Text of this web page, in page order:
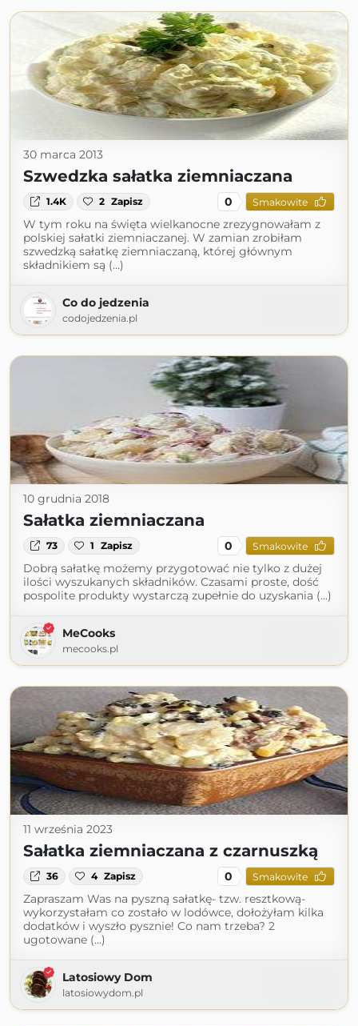
30 marca 2013
Szwedzka sałatka ziemniaczana
1.4K 2 Zapisz 0 Smakowite
W tym roku na święta wielkanocne zrezygnowałam z
polskiej sałatki ziemniaczanej. W zamian zrobiłam
szwedzką sałatkę ziemniaczaną, której głównym
składnikiem są (...)
Co do jedzenia
codojedzenia.pl
10 grudnia 2018
Sałatka ziemniaczana
73 1 Zapisz 0 Smakowite
Dobrą sałatkę możemy przygotować nie tylko z dużej
ilości wyszukanych składników. Czasami proste, dość
pospolite produkty wystarczą zupełnie do uzyskania (...)
MeCooks
mecooks.pl
11 września 2023
Sałatka ziemniaczana z czarnuszką
36 4 Zapisz 0 Smakowite
Zapraszam Was na pyszną sałatkę- tzw. resztkową-
wykorzystałam co zostało w lodówce, dołożyłam kilka
dodatków i wyszło pysznie! Co nam trzeba? 2
ugotowane (...)
Latosiowy Dom
latosiowydom.pl